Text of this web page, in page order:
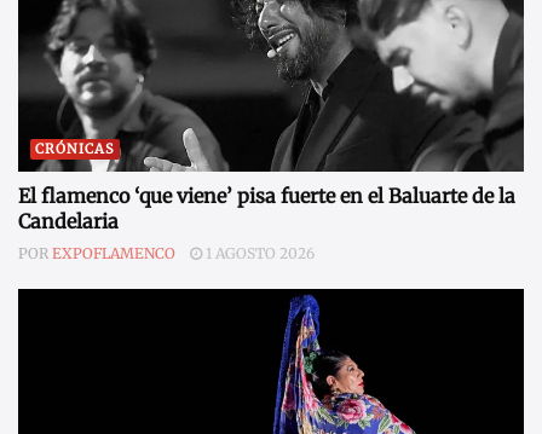
CRÓNICAS
El flamenco ‘que viene’ pisa fuerte en el Baluarte de la
Candelaria
POR EXPOFLAMENCO 1 AGOSTO 2026